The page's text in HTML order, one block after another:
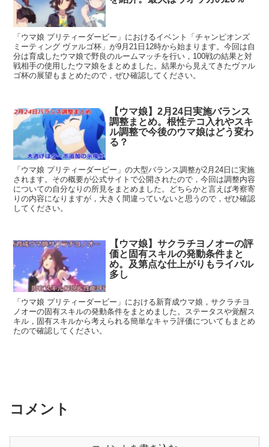
「ウマ娘 プリティーダービー」におけるイベント「チャンピオンズ
ミーティング ヴァルゴ杯」が9月21日12時から始まります。今回は自
分は育成したウマ娘で野良のルームマッチを行い，100戦の結果と対
戦相手の使用したウマ娘をまとめました。結果から見えてきたヴァル
ゴ杯の展望もまとめたので，ぜひ確認してください。
【ウマ娘】2月24日実施バランス
調整まとめ。根性テコ入れやスキ
ル調整で今後のウマ娘はどう変わ
る？
「ウマ娘 プリティーダービー」の大型バランス調整が2月24日に実施
されます。その概要が公式サイトで公開されたので，今回は調整内容
についての自分なりの所見をまとめました。どちらかと言えば考察寄
りの内容になりますが，大きく間違っていないと思うので，ぜひ確認
してください。
【ウマ娘】サクラチヨノオーの評
価と固有スキルの発動条件まと
め。及第点な仕上がりもライバル
多し
「ウマ娘 プリティーダービー」における新育成ウマ娘，サクラチヨ
ノオーの固有スキルの発動条件をまとめました。ステータスや覚醒ス
キル，固有スキルから考えられる簡単なキャラ評価についてもまとめ
たので確認してください。
コメント